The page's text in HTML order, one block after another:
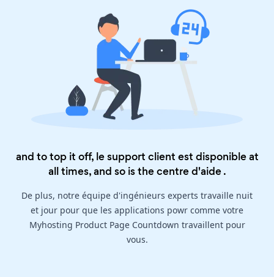
and to top it off, le support client est disponible at
all times, and so is thecentre d'aide.
De plus, notre équipe d'ingénieurs experts travaille nuit
et jour pour que les applications powr comme votre
Myhosting Product Page Countdown travaillent pour
vous.